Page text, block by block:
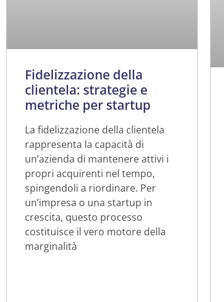
Fidelizzazione della
clientela: strategie e
metriche per startup
La fidelizzazione della clientela
rappresenta la capacità di
un’azienda di mantenere attivi i
propri acquirenti nel tempo,
spingendoli a riordinare. Per
un’impresa o una startup in
crescita, questo processo
costituisce il vero motore della
marginalità